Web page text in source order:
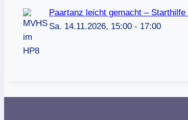
Paartanz leicht gemacht –
Sa. 14.11.2026, 15:00 - 17:00